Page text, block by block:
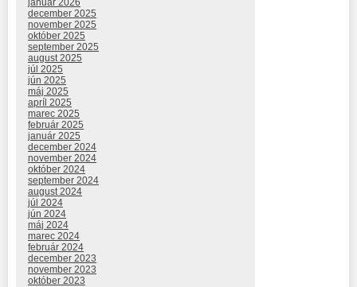
január 2026
december 2025
november 2025
október 2025
september 2025
august 2025
júl 2025
jún 2025
máj 2025
apríl 2025
marec 2025
február 2025
január 2025
december 2024
november 2024
október 2024
september 2024
august 2024
júl 2024
jún 2024
máj 2024
marec 2024
február 2024
december 2023
november 2023
október 2023